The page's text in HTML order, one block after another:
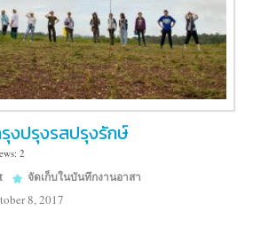
งปรุงรสปรุงรักษ์
2
จัดเก็บในบันทึกงานอาสา
8, 2017